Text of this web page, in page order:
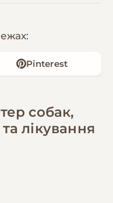
Pinterest
собак,
лікування